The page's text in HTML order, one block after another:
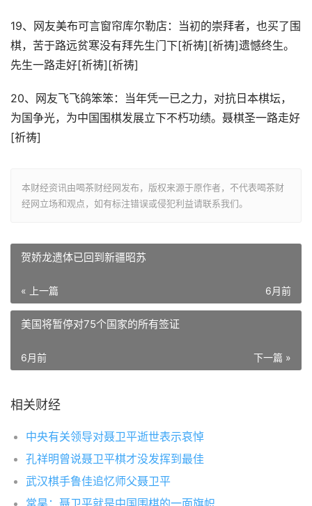
19、网友美布可言窗帘库尔勒店：当初的崇拜者，也买了围
棋，苦于路远贫寒没有拜先生门下[祈祷][祈祷]遗憾终生。
先生一路走好[祈祷][祈祷]
20、网友飞飞鸽笨笨：当年凭一已之力，对抗日本棋坛，
为国争光，为中国围棋发展立下不朽功绩。聂棋圣一路走好
[祈祷]
本财经资讯由喝茶财经网发布，版权来源于原作者，不代表喝茶财
经网立场和观点，如有标注错误或侵犯利益请联系我们。
贺娇龙遗体已回到新疆昭苏
« 上一篇 6月前
美国将暂停对75个国家的所有签证
下一篇 »
6月前
相关财经
中央有关领导对聂卫平逝世表示哀悼
孔祥明曾说聂卫平棋才没发挥到最佳
武汉棋手鲁佳追忆师父聂卫平
常昊：聂卫平就是中国围棋的一面旗帜